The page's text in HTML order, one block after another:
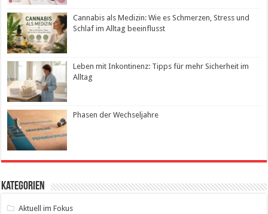
Cannabis als Medizin: Wie es Schmerzen, Stress und
Schlaf im Alltag beeinflusst
Leben mit Inkontinenz: Tipps für mehr Sicherheit im
Alltag
Phasen der Wechseljahre
Kategorien
Aktuell im Fokus